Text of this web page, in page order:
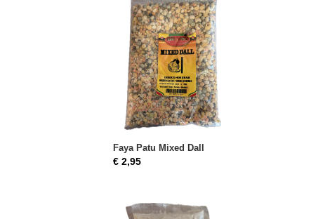
Faya Patu Mixed Dall
€ 2,95